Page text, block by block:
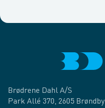
Brødrene Dahl A/S
Park Allé 370, 2605 Brøndby